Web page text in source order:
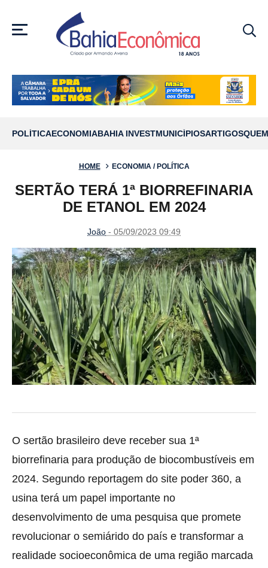
MENU
POLÍTICAECONOMIABAHIA INVESTMUNICÍPIOSARTIGOS
HOME ECONOMIA / POLÍTICA
SERTÃO TERÁ 1ª BIORREFINARIA
DE ETANOL EM 2024
João - 05/09/2023 09:49
O sertão brasileiro deve receber sua 1ª
biorrefinaria para produção de biocombustíveis em
2024. Segundo reportagem do site poder 360, a
usina terá um papel importante no
desenvolvimento de uma pesquisa que promete
revolucionar o semiárido do país e transformar a
realidade socioeconômica de uma região marcada